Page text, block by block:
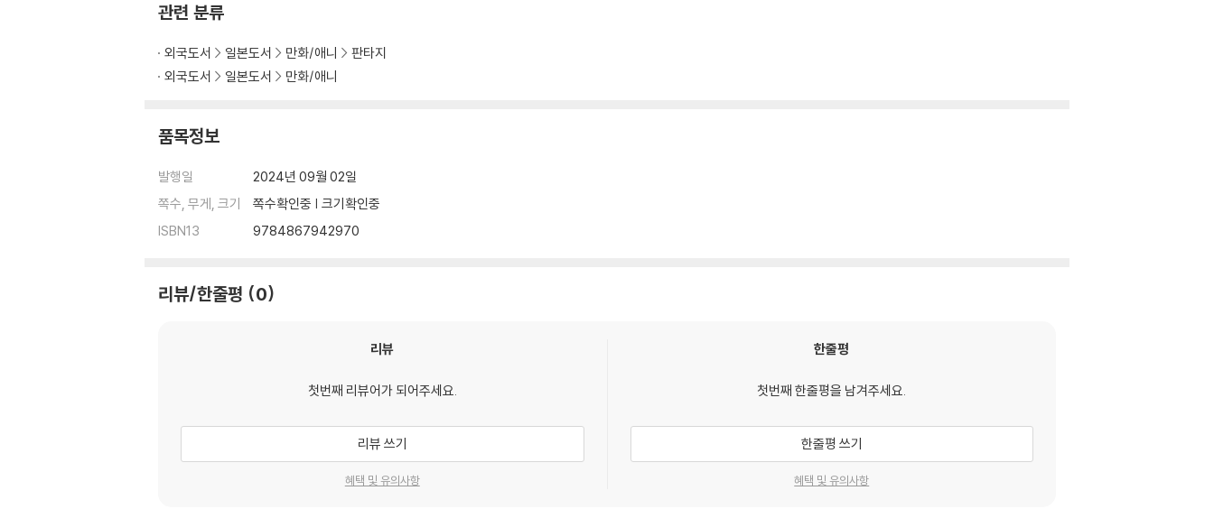
관련 분류
외국도서 일본도서 만화/애니
판타지
외국도서
일본도서 만화/애니
품목정보
발행일
2024년 09월 02일
쪽수, 무게, 크기
쪽수확인중 | 크기확인중
ISBN13
9784867942970
리뷰/한줄평 0
리뷰
첫번째 리뷰어가 되어주세요.
리뷰 쓰기
혜택 및 유의사항
한줄평
첫번째 한줄평을 남겨주세요.
한줄평 쓰기
혜택 및 유의사항